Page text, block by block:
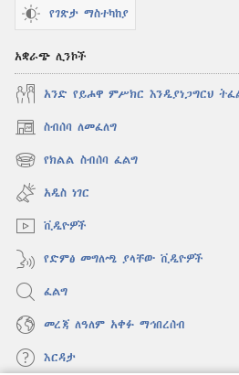
የገጽታ ማስተካከያ
አቋራጭ ሊንኮች
አንድ የይሖዋ ምሥክር እንዲያነጋግርህ
ስብሰባ ለመፈለግ
(አዲስ
ዊንዶው
ክፈት)
የክልል ስብሰባ ፈልግ
(አዲስ
ዊንዶው
ክፈት)
አዲስ ነገር
ቪዲዮዎች
የድምፅ መግለጫ ያላቸው ቪዲዮዎች
ፈልግ
መረጃ ለዓለም አቀፉ ማኅበረሰብ
እርዳታ